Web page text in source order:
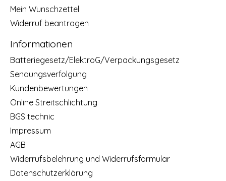
Mein Wunschzettel
Widerruf beantragen
Informationen
Batteriegesetz/ElektroG/Verpackungsgesetz
Sendungsverfolgung
Kundenbewertungen
Online Streitschlichtung
BGS technic
Impressum
AGB
Widerrufsbelehrung und Widerrufsformular
Datenschutzerklärung